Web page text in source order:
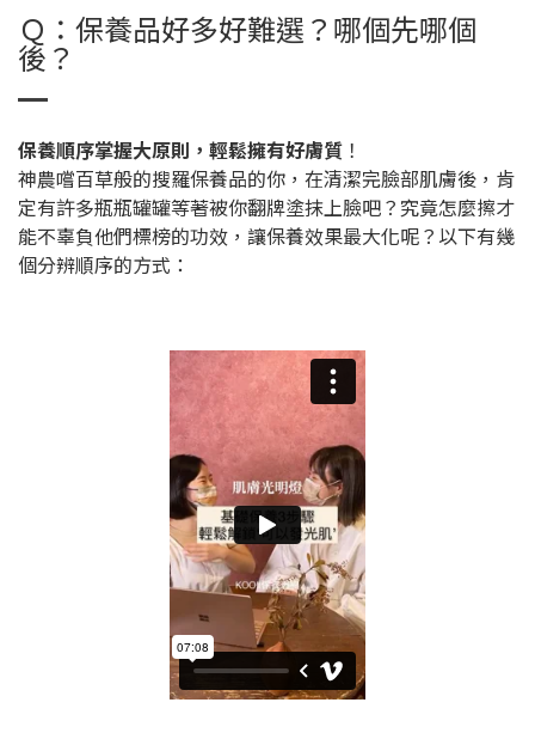
Ｑ：保養品好多好難選？哪個先哪個
後？
保養順序掌握大原則，輕鬆擁有好膚質 ！
神農嚐百草般的搜羅保養品的你，在清潔完臉部肌膚後，肯
定有許多瓶瓶罐罐等著被你翻牌塗抹上臉吧？究竟怎麼擦才
能不辜負他們標榜的功效，讓保養效果最大化呢？以下有幾
個分辨順序的方式：